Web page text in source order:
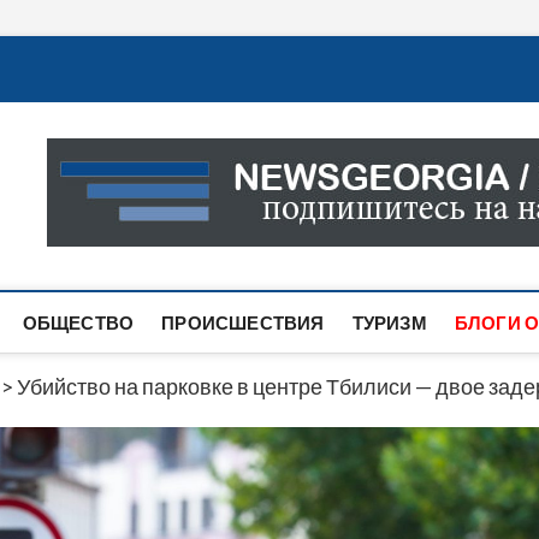
Новости Грузии
САМАЯ АКТУАЛЬНАЯ ИНФОРМАЦИЯ О СОБЫТИЯХ
САЙТЕ ВЫ НАЙДЕТЕ НОВОСТИ ПОЛИТИКИ,
ОБЩЕСТВО ПРОИСШЕСТВИЯ ТУРИЗМ БЛОГИ
>Убийство на парковке в центре Тбилиси — двое